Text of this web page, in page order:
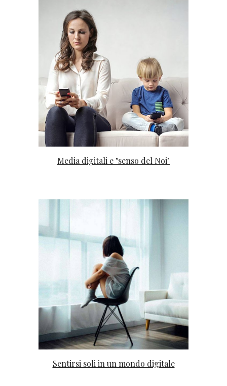
Media digitali e "senso del Noi"
Sentirsi soli in un mondo digitale